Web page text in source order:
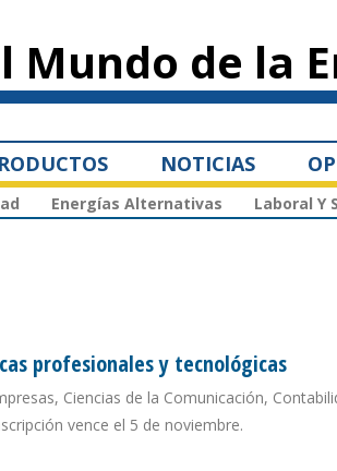
principal
Mundo de la
NOTICIAS
Energías Alternativas Laboral Y
profesionales y tecnológicas
Ciencias de la Comunicación,
vence el 5 de noviembre.